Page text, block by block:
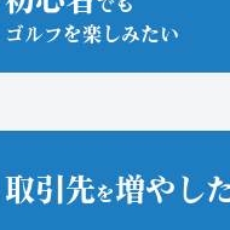
ゴルフを楽しみたい
取引先を増やし